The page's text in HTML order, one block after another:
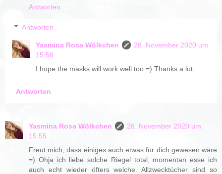
Antworten
Antworten
Yasmina Rosa Wölkchen
28. November 2020 um
15:56
I hope the masks will work well too =) Thanks a lot.
Antworten
Yasmina Rosa Wölkchen
28. November 2020 um
15:55
Freut mich, dass einiges auch etwas für dich gewesen wäre
=) Ohja ich liebe solche Riegel total, momentan esse ich
auch echt wieder öfters welche. Allzwecktücher sind so